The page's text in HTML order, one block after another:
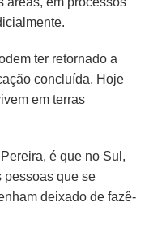
ter retornado a
concluída. Hoje
em terras
é que no Sul,
pessoas que se
deixado de fazê-